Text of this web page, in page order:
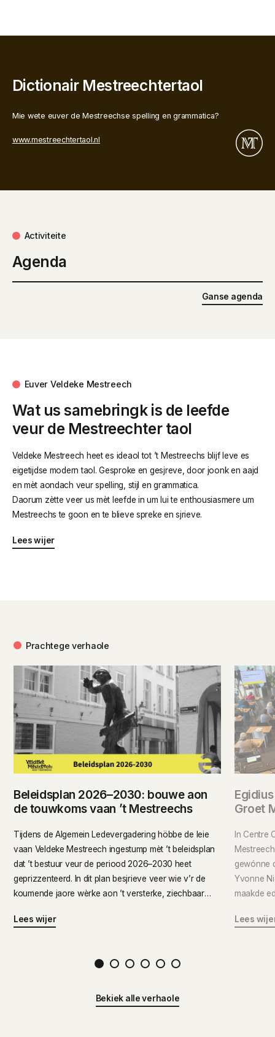
Activiteite
Agenda
Ganse agenda
Euver Veldeke Mestreech
Wat us samebringk is de leefde
veur de Mestreechter taol
Veldeke Mestreech heet es ideaol tot ’t Mestreechs blijf leve es
eigetijdse modern taol. Gesproke en gesjreve, door joonk en aajd
en mèt aondach veur spelling, stijl en grammatica.
Daorum zètte veer us mèt leefde in um lui te enthousiasmere um
Mestreechs te goon en te blieve spreke en sjrieve.
Lees wijer
Dictionair Mestreechtertaol
Mie wete euver de Mestreechse spelling en grammatica?
www.mestreechtertaol.nl
Prachtege verhaole
Beleidsplan 2026–2030: bouwe aon
de touwkoms vaan ’t Mestreechs
Tijdens de Algemein Ledevergadering höbbe de leie
vaan Veldeke Mestreech ingestump mèt ’t beleidsplan
dat ’t bestuur veur de periood 2026–2030 heet
geprizzenteerd. In dit plan besjrieve veer wie v’r de
koumende jaore wèrke aon ’t versterke, ziechbaar
bringk veur ’t iers alle belangrieke oetgangspunte vaan
dokuminte, vint me noe eus missie, visie, strategie en
Lees wijer
Groet
In Centre
gewónne
Yvonne
maakde
102 lui
Lees
Bekiek alle verhaole